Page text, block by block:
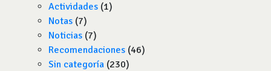
Actividades (1)
Notas (7)
Noticias (7)
Recomendaciones (46)
Sin categoría (230)